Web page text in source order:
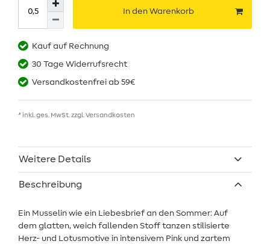
In den Warenkorb
Kauf auf Rechnung
30 Tage Widerrufsrecht
Versandkostenfrei ab 59€
* inkl. ges. MwSt. zzgl. Versandkosten
Weitere Details
Beschreibung
Ein Musselin wie ein Liebesbrief an den Sommer: Auf
dem glatten, weich fallenden Stoff tanzen stilisierte
Herz- und Lotusmotive in intensivem Pink und zartem